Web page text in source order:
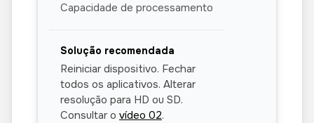
Capacidade de processamento
Reiniciar dispositivo. Fechar
todos os aplicativos. Alterar
resolução para HD ou SD.
Consultar o vídeo 02.